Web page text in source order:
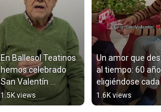
En Ballesol Teatinos
hemos celebrado
San Valentín
escuchando
historias reales de
1.5K views
Un amor que
al tiempo: 60
eligiéndose
💌
1.6K views